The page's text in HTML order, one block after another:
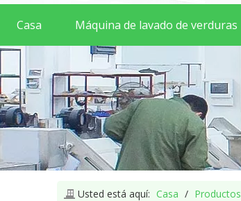
Casa Máquina de lavado de verduras
Usted está aquí: Casa / Productos